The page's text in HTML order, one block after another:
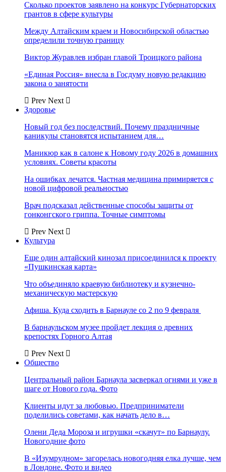
Сколько проектов заявлено на конкурс Губернаторских
грантов в сфере культуры
Между Алтайским краем и Новосибирской областью
определили точную границу
Виктор Журавлев избран главой Троицкого района
«Единая Россия» внесла в Госдуму новую редакцию
закона о занятости
Prev Next
Здоровье
Новый год без последствий. Почему праздничные
каникулы становятся испытанием для…
Маникюр как в салоне к Новому году 2026 в домашних
условиях. Советы красоты
На ошибках лечатся. Частная медицина примиряется с
новой цифровой реальностью
Врач подсказал действенные способы защиты от
гонконгского гриппа. Точные симптомы
Prev Next
Культура
Еще один алтайский кинозал присоединился к проекту
«Пушкинская карта»
Что объединяло краевую библиотеку и кузнечно-
механическую мастерскую
Афиша. Куда сходить в Барнауле со 2 по 9 февраля
В барнаульском музее пройдет лекция о древних
крепостях Горного Алтая
Prev Next
Общество
Центральный район Барнаула засверкал огнями и уже в
шаге от Нового года. Фото
Клиенты идут за любовью. Предприниматели
поделились советами, как начать дело в…
Олени Деда Мороза и игрушки «скачут» по Барнаулу.
Новогодние фото
В «Изумрудном» загорелась новогодняя елка лучше, чем
в Лондоне. Фото и видео